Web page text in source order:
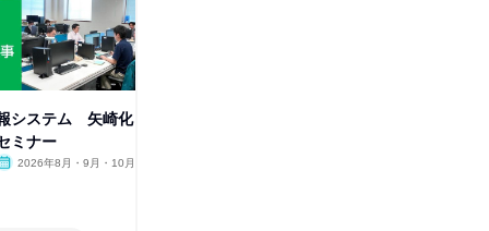
システム 矢崎化
ミナー
2026年8月・9月・10月